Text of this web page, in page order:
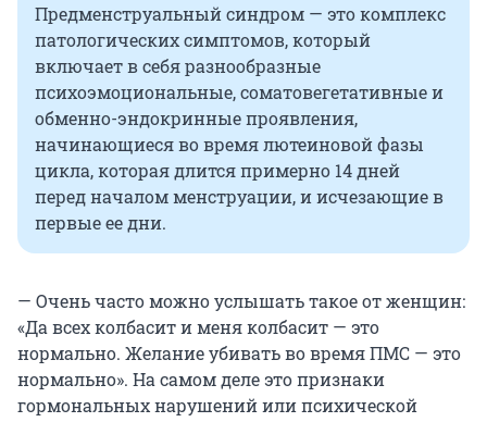
Предменструальный синдром — это комплекс
патологических симптомов, который
включает в себя разнообразные
психоэмоциональные, соматовегетативные и
обменно-эндокринные проявления,
начинающиеся во время лютеиновой фазы
цикла, которая длится примерно 14 дней
перед началом менструации, и исчезающие в
первые ее дни.
— Очень часто можно услышать такое от женщин:
«Да всех колбасит и меня колбасит — это
нормально. Желание убивать во время ПМС — это
нормально». На самом деле это признаки
гормональных нарушений или психической